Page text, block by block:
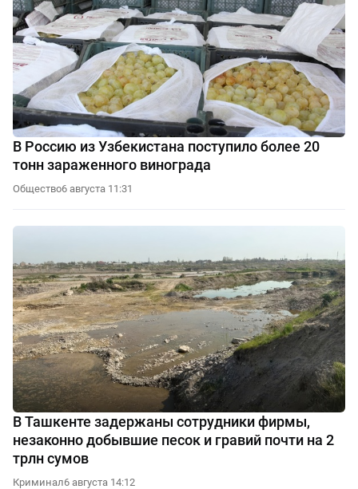
В Россию из Узбекистана поступило более 20
тонн зараженного винограда
Общество6 августа 11:31
В Ташкенте задержаны сотрудники фирмы,
незаконно добывшие песок и гравий почти на 2
трлн сумов
Криминал6 августа 14:12